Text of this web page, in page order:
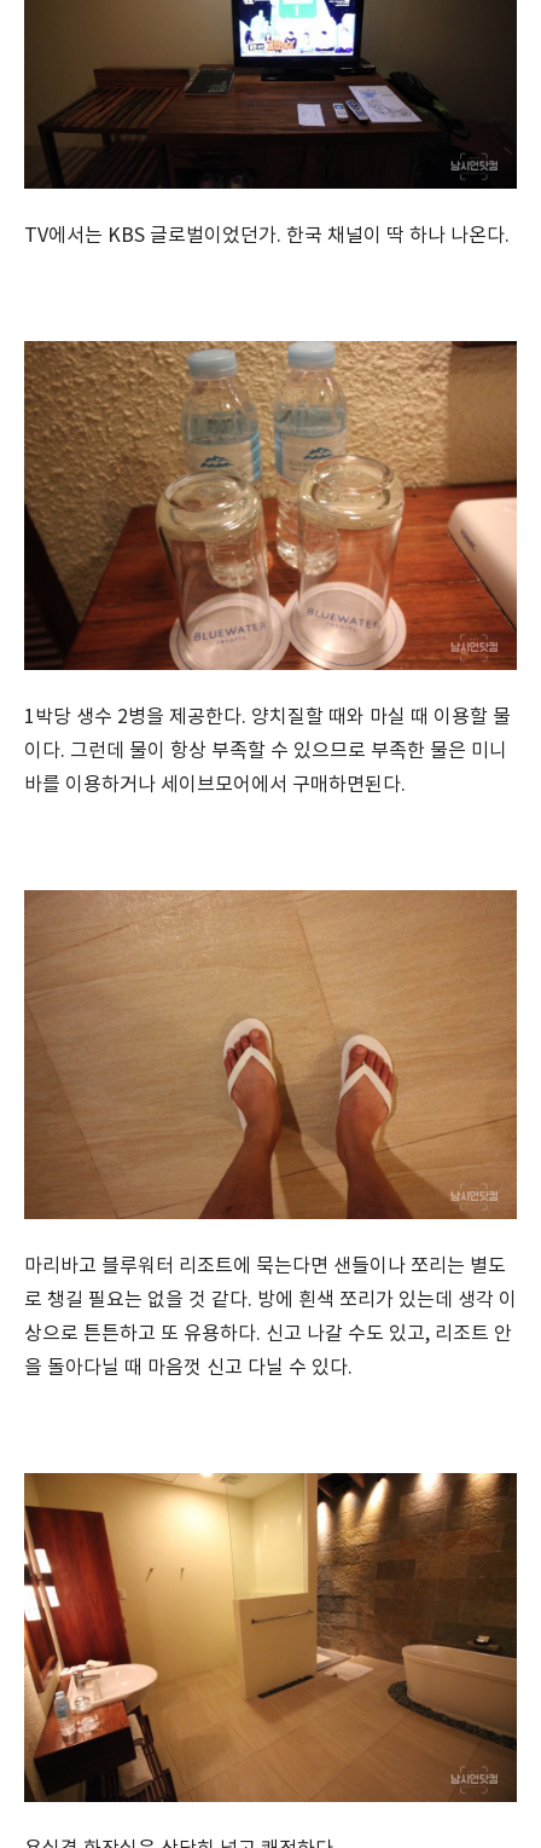
TV에서는 KBS 글로벌이었던가. 한국 채널이 딱 하나 나온다.
1박당 생수 2병을 제공한다. 양치질할 때와 마실 때 이용할 물
이다. 그런데 물이 항상 부족할 수 있으므로 부족한 물은 미니
바를 이용하거나 세이브모어에서 구매하면된다.
마리바고 블루워터 리조트에 묵는다면 샌들이나 쪼리는 별도
로 챙길 필요는 없을 것 같다. 방에 흰색 쪼리가 있는데 생각 이
상으로 튼튼하고 또 유용하다. 신고 나갈 수도 있고, 리조트 안
을 돌아다닐 때 마음껏 신고 다닐 수 있다.